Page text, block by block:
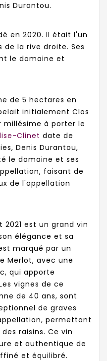
Durantou.
en 2020. Il était l'un
de la rive droite. Ses
le domaine et
de 5 hectares en
initialement Clos
millésime à porter le
Clinet date de
Denis Durantou,
le domaine et ses
faisant de
de l'appellation
2021 est un grand vin
élégance et sa
marqué par un
Merlot, avec une
qui apporte
vignes de ce
de 40 ans, sont
de graves
permettant
raisins. Ce vin
et authentique de
et équilibré.